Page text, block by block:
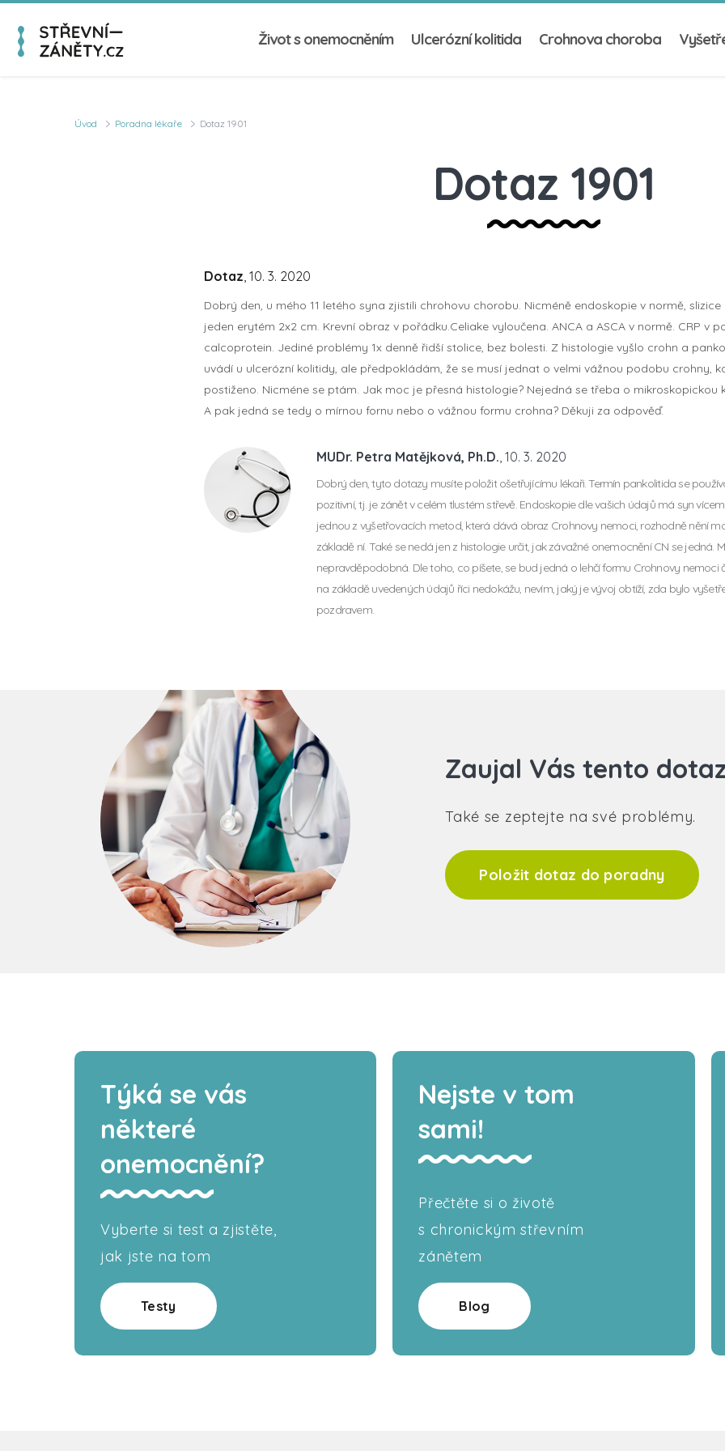
Život s onemocněním Ulcerózní kolitida Crohnova choroba
Úvod Poradna lékaře Dotaz 1901
Dotaz 1901
Dotaz, 10. 3. 2020
Dobrý den, u mého 11 letého syna zjistili chrohovu chorobu. Nicméně endoskopie v normě,
jeden erytém 2x2 cm. Krevní obraz v pořádku.Celiake vyloučena. ANCA a ASCA v normě. CRP v
calcoprotein. Jediné problémy 1x denně řidší stolice, bez bolesti. Z histologie vyšlo crohn a
uvádí u ulcerózní kolitidy, ale předpokládám, že se musí jednat o velmi vážnou podobu crohny,
postiženo. Nicméne se ptám. Jak moc je přesná histologie? Nejedná se třeba o mikroskopickou
A pak jedná se tedy o mírnou fornu nebo o vážnou formu crohna? Děkuji za odpověď.
MUDr. Petra Matějková, Ph.D. , 10. 3. 2020
Dobrý den, tyto dotazy musíte položit ošetřujícímu lékaři. Termín pankolitida se
pozitivní, tj. je zánět v celém tlustém střevě. Endoskopie dle vašich údajů má syn
jednou z vyšetřovacích metod, která dává obraz Crohnovy nemoci, rozhodně nění
základě ní. Také se nedá jen z histologie určit, jak závažné onemocnění CN se jedná.
nepravděpodobná. Dle toho, co píšete, se bud jedná o lehčí formu Crohnovy nemoci
na základě uvedených údajů říci nedokážu, nevím, jaký je vývoj obtíží, zda bylo
pozdravem.
Zaujal Vás tento
Také se zeptejte na své problémy.
Položit dotaz do poradny
Týká se vás
některé
onemocnění?
Vyberte si test a zjistěte,
jak jste na tom
Testy
Nejste v tom
sami!
Přečtěte si o životě
s chronickým střevním
zánětem
Blog